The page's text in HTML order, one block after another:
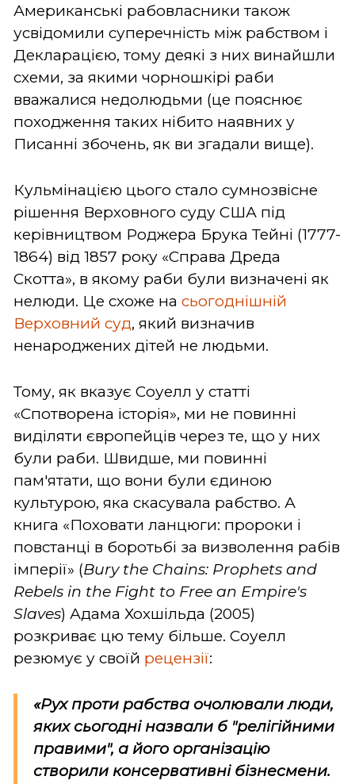
Американські рабовласники також
усвідомили суперечність між рабством і
Декларацією, тому деякі з них винайшли
схеми, за якими чорношкірі раби
вважалися недолюдьми (це пояснює
походження таких нібито наявних у
Писанні збочень, як ви згадали вище).
Кульмінацією цього стало сумнозвісне
рішення Верховного суду США під
керівництвом Роджера Брука Тейні (1777-
1864) від 1857 року «Справа Дреда
Скотта», в якому раби були визначені як
нелюди. Це схоже на сьогоднішній
Верховний суд, який визначив
ненароджених дітей не людьми.
Тому, як вказує Соуелл у статті
«Спотворена історія», ми не повинні
виділяти європейців через те, що у них
були раби. Швидше, ми повинні
пам'ятати, що вони були єдиною
культурою, яка скасувала рабство. А
книга «Поховати ланцюги: пророки і
повстанці в боротьбі за визволення рабів
імперії» (Bury the Chains: Prophets and
Rebels in the Fight to Free an Empire's
Slaves) Адама Хохшільда (2005)
розкриває цю тему більше. Соуелл
резюмує у своїй рецензії:
«Рух проти рабства очолювали люди,
яких сьогодні назвали б "релігійними
правими", а його організацію
створили консервативні бізнесмени.